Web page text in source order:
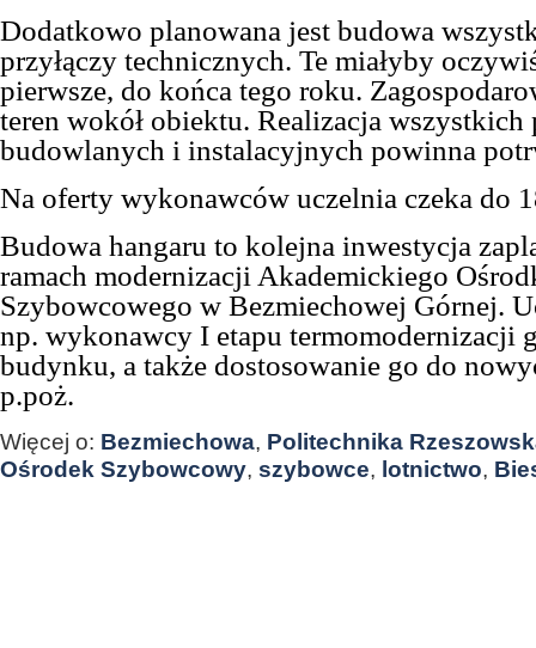
Dodatkowo planowana jest budowa
przyłączy technicznych. Te miałyby
pierwsze, do końca tego roku.
teren wokół obiektu. Realizacja wszystkich
budowlanych i instalacyjnych powinna
Na oferty wykonawców uczelnia czeka do
Budowa hangaru to kolejna inwestycja
ramach modernizacji Akademickiego
Szybowcowego w Bezmiechowej Górnej.
np. wykonawcy I etapu termomodernizacji
budynku, a także dostosowanie go do
p.poż.
Więcej o: Bezmiechowa, Politechnika
Ośrodek Szybowcowy, szybowce, lotnictwo,